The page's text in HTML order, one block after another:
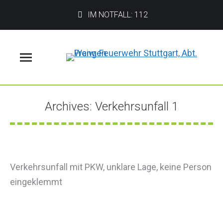
IM NOTFALL: 112
Archives: Verkehrsunfall 1
Sie befinden sich hier:
Verkehrsunfall mit PKW, unklare Lage, keine Person
eingeklemmt